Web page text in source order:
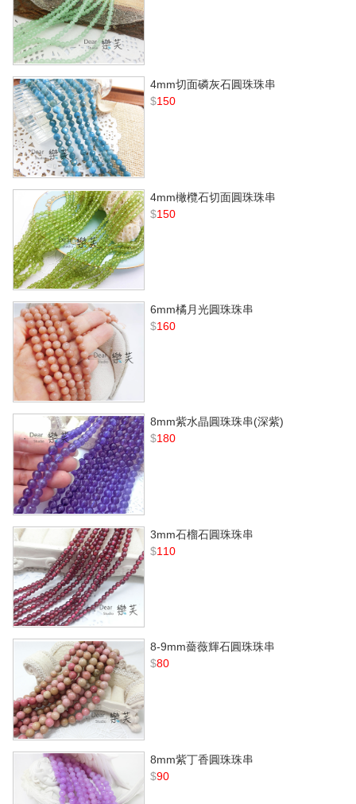
4mm切面磷灰石圓珠珠串
$150
4mm橄欖石切面圓珠珠串
$150
6mm橘月光圓珠珠串
$160
8mm紫水晶圓珠珠串(深紫)
$180
3mm石榴石圓珠珠串
$110
8-9mm薔薇輝石圓珠珠串
$80
8mm紫丁香圓珠珠串
$90